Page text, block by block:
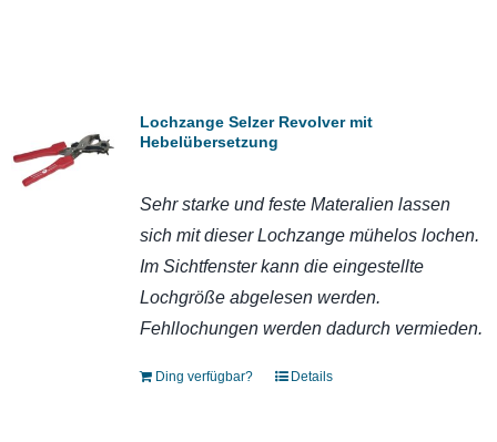
Lochzange Selzer Revolver mit
Hebelübersetzung
Sehr starke und feste Materalien lassen
sich mit dieser Lochzange mühelos lochen.
Im Sichtfenster kann die eingestellte
Lochgröße abgelesen werden.
Fehllochungen werden dadurch vermieden.
Ding verfügbar? Details